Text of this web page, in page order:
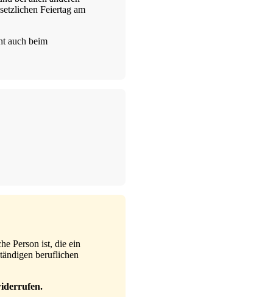
Feiertag am
auch beim
Person ist, die ein
beruflichen